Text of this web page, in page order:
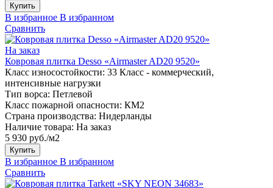
Купить
В избранное В избранном
Сравнить
На заказ
Ковровая плитка Desso «Airmaster AD20 9520»
Класс износостойкости: 33 Класс - коммерческий,
интенсивные нагрузки
Тип ворса: Петлевой
Класс пожарной опасности: КМ2
Страна производства: Нидерланды
Наличие товара: На заказ
5 930 руб./м2
Купить
В избранное В избранном
Сравнить